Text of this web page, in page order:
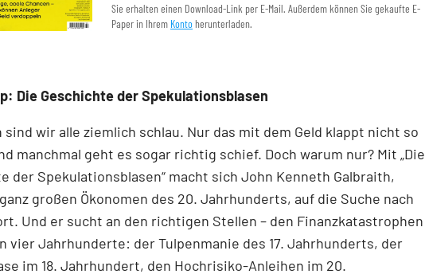
Sie erhalten einen Download-Link per E-Mail. Außerdem können Sie gekaufte E-
Paper in Ihrem Konto herunterladen.
Die Geschichte der Spekulationsblasen
wir alle ziemlich schlau. Nur das mit dem Geld klappt nicht so
manchmal geht es sogar richtig schief. Doch warum nur? Mit „Die
der Spekulationsblasen“ macht sich John Kenneth Galbraith,
großen Ökonomen des 20. Jahrhunderts, auf die Suche nach
Und er sucht an den richtigen Stellen – den Finanz­katas­trophen
vier Jahrhunderte: der Tulpenmanie des 17. Jahrhunderts, der
im 18. Jahrhundert, den Hochrisiko-Anleihen im 20.